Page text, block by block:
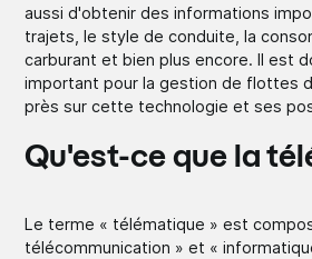
aussi d'obtenir des informations
trajets, le style de conduite, la
carburant et bien plus encore. Il est
important pour la gestion de flottes
près sur cette technologie et ses
Qu'est-ce que la
Le terme « télématique » est
télécommunication » et «